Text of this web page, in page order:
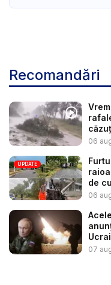
Recomandări
06
UPDATE
de
06
07